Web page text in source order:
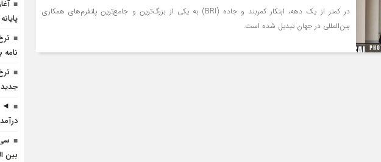
در کمتر از یک دهه، ابتکار کمربند و جاده (BRI) به یکی از بزرگ‌ترین و جامع‌ترین پلتفرم‌های همکاری
بین‌المللی در جهان تبدیل شده است.
نامه
◄
بین